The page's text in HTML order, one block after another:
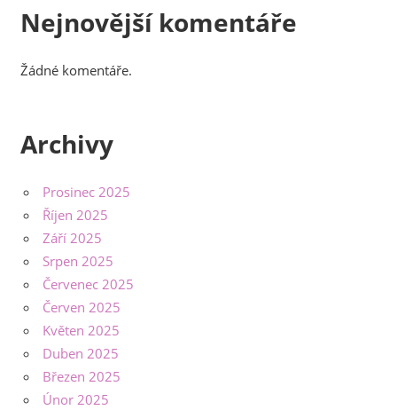
Nejnovější komentáře
Žádné komentáře.
Archivy
Prosinec 2025
Říjen 2025
Září 2025
Srpen 2025
Červenec 2025
Červen 2025
Květen 2025
Duben 2025
Březen 2025
Únor 2025